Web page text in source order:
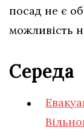
посад не є
можливість
Середа